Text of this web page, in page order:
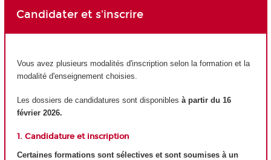
Candidater et s'inscrire
Vous avez plusieurs modalités d'inscription selon la formation et la
modalité d'enseignement choisies.
Les dossiers de candidatures sont disponibles à partir du 16
février 2026.
1. Candidature et inscription
Certaines formations sont sélectives et sont soumises à un